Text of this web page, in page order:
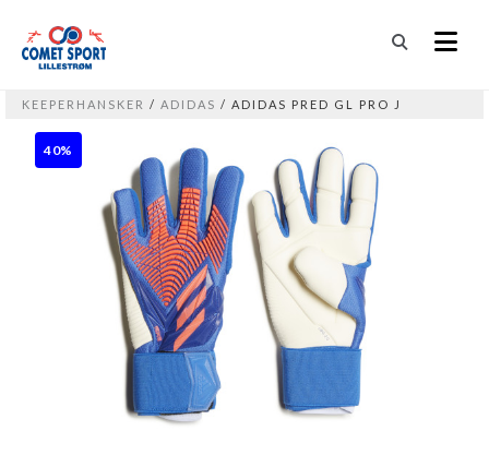
KEEPERHANSKER / ADIDAS / ADIDAS PRED GL PRO J
40%